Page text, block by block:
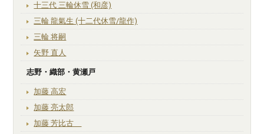
十三代 三輪休雪 (和彦)
三輪 龍氣生 (十二代休雪/龍作)
三輪 将嗣
矢野 直人
志野・織部・黄瀬戸
加藤 高宏
加藤 亮太郎
加藤 芳比古